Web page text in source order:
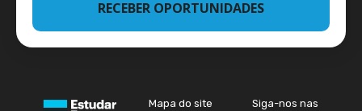
RECEBER OPORTUNIDADES
Mapa do site
Siga-nos nas